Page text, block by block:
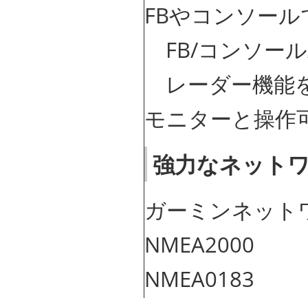
FBやコンソー
FB/コンソー
レーダー機能
モニターと操作
強力なネット
ガーミンネッ
NMEA2000
NMEA0183